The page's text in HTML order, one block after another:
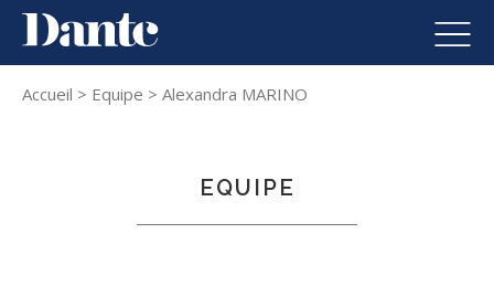
Skip to content
Dante
Accueil > Equipe > Alexandra MARINO
EQUIPE